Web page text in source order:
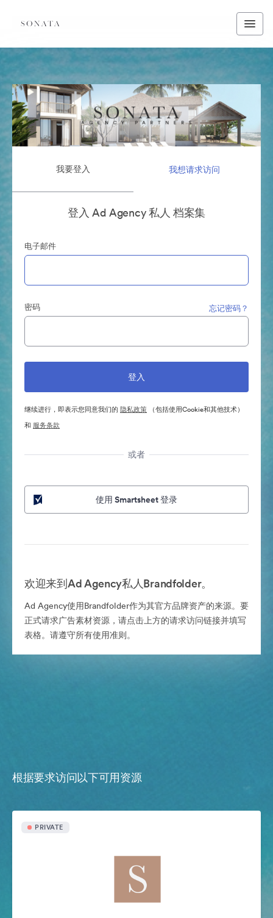
我要登入 我想请求访问
登入 Ad Agency 私人 档案集
电子邮件
密码 忘记密码？
继续进行，即表示您同意我们的 隐私政策 （包括使用Cookie和其他技术）
和 服务条款
或者
使用 Smartsheet 登录
欢迎来到Ad Agency私人Brandfolder。
Ad Agency使用Brandfolder作为其官方品牌资产的来源。要
正式请求广告素材资源，请点击上方的请求访问链接并填写
表格。请遵守所有使用准则。
根据要求访问以下可用资源
PRIVATE